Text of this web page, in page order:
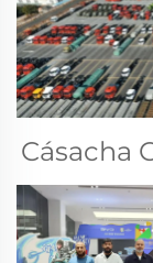
Cásacha